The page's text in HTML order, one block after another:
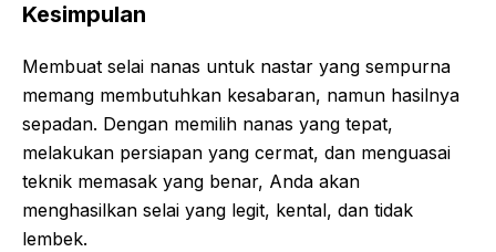
Kesimpulan
Membuat selai nanas untuk nastar yang sempurna
memang membutuhkan kesabaran, namun hasilnya
sepadan. Dengan memilih nanas yang tepat,
melakukan persiapan yang cermat, dan menguasai
teknik memasak yang benar, Anda akan
menghasilkan selai yang legit, kental, dan tidak
lembek.